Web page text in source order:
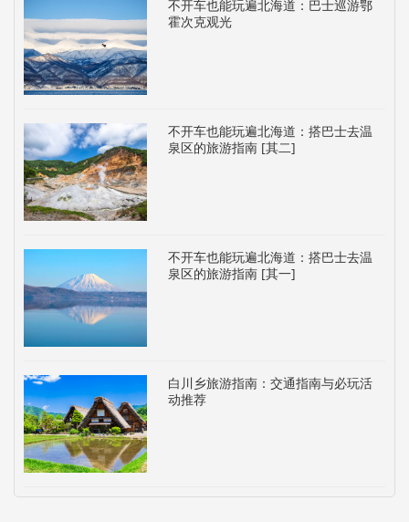
不开车也能玩遍北海道：巴士巡游鄂
霍次克观光
不开车也能玩遍北海道：搭巴士去温
泉区的旅游指南 [其二]
不开车也能玩遍北海道：搭巴士去温
泉区的旅游指南 [其一]
白川乡旅游指南：交通指南与必玩活
动推荐